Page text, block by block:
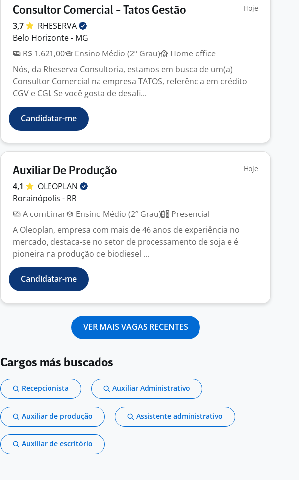
Consultor Comercial - Tatos Gestão Hoje
3,7
RHESERVA
Belo Horizonte - MG
R$ 1.621,00
Ensino Médio (2º Grau)
Home office
Nós, da Rheserva Consultoria, estamos em busca de um(a)
Consultor Comercial na empresa TATOS, referência em crédito
CGV e CGI. Se você gosta de desafi...
Candidatar-me
Auxiliar De Produção Hoje
4,1
OLEOPLAN
Rorainópolis - RR
A combinar
Ensino Médio (2º Grau)
Presencial
A Oleoplan, empresa com mais de 46 anos de experiência no
mercado, destaca-se no setor de processamento de soja e é
pioneira na produção de biodiesel ...
Candidatar-me
VER MAIS VAGAS RECENTES
Cargos más buscados
Recepcionista Auxiliar Administrativo
Auxiliar de produção Assistente administrativo
Auxiliar de escritório